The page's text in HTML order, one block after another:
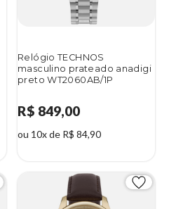
Relógio TECHNOS
masculino prateado anadigi
preto WT2060AB/1P
R$ 849,00
ou 10x de R$ 84,90